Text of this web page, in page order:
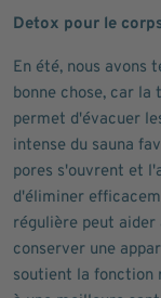
Detox pour le
En été, nous avons
bonne chose, car
permet d'évacuer
intense du sauna
pores s'ouvrent et
d'éliminer
régulière peut
conserver une
soutient la fonction